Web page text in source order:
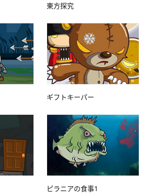
東方探究
ギフトキーパー
ピラニアの食事1